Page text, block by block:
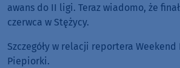
awans do II ligi. Teraz wiadomo, że
czerwca w Stężycy.
Szczegóły w relacji reportera Weekend
Piepiorki.